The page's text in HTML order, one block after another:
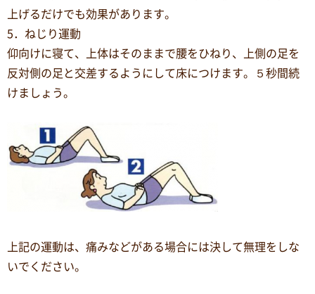
上げるだけでも効果があります。
5．ねじり運動
仰向けに寝て、上体はそのままで腰をひねり、上側の足を
反対側の足と交差するようにして床につけます。５秒間続
けましょう。
上記の運動は、痛みなどがある場合には決して無理をしな
いでください。